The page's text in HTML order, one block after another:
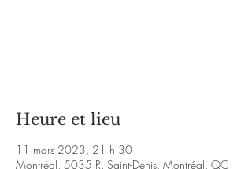
Heure et lieu
11 mars 2023, 21 h 30
Montréal, 5035 R. Saint-Denis, Montréal, QC